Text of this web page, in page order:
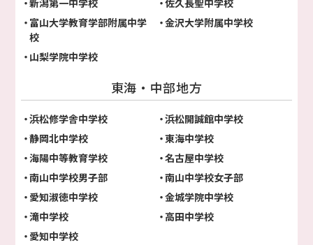
富山大学教育学部附属中学
校
金沢大学附属中学校
山梨学院中学校
東海・中部地方
浜松修学舎中学校
浜松開誠館中学校
静岡北中学校
東海中学校
海陽中等教育学校
名古屋中学校
南山中学校男子部
南山中学校女子部
愛知淑徳中学校
金城学院中学校
滝中学校
高田中学校
愛知中学校